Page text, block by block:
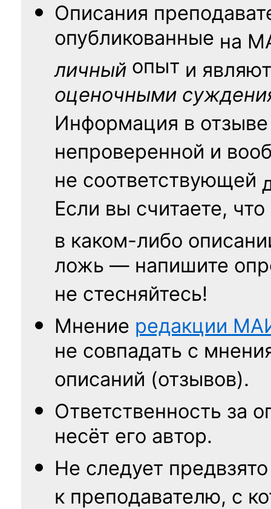
Описания
опубликованные на
личный опыт и
оценочными
Информация в
непроверенной и
не соответствующей
Если вы считаете, что
в каком-либо
ложь — напишите
не стесняйтесь!
Мнение редакции
не совпадать с
описаний (отзывов).
Ответственность за
несёт его автор.
Не следует
к преподавателю, с